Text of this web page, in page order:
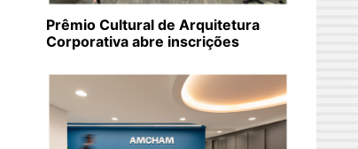
Prêmio Cultural de Arquitetura
Corporativa abre inscrições